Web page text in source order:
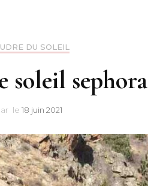
DU SOLEIL
soleil sephora
le 18 juin 2021